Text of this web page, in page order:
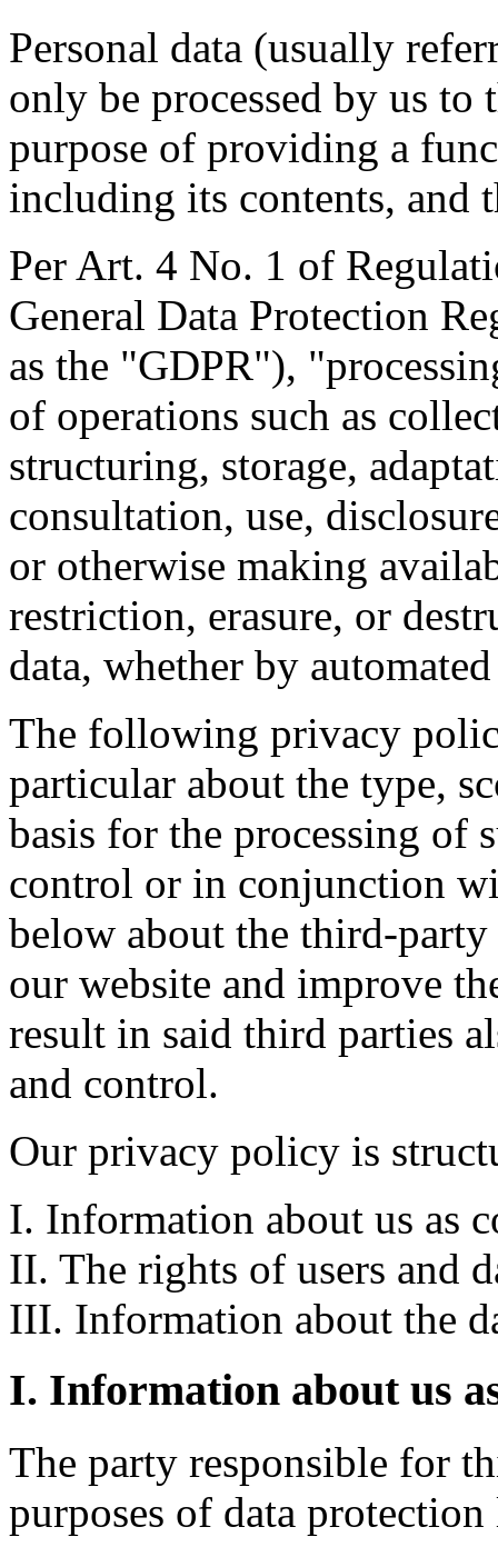
Personal data (usually
only be processed by us to
purpose of providing a
including its contents, and
Per Art. 4 No. 1 of
General Data Protection
as the "GDPR"),
of operations such as
structuring, storage,
consultation, use,
or otherwise making
restriction, erasure, or
data, whether by
The following privacy
particular about the type,
basis for the processing of
control or in conjunction
below about the third-
our website and improve
result in said third parties
and control.
Our privacy policy is
I. Information about us as
II. The rights of users and
III. Information about the
I. Information about us
The party responsible for
purposes of data